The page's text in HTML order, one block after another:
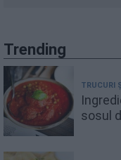
Trending
TRUCURI
sosul